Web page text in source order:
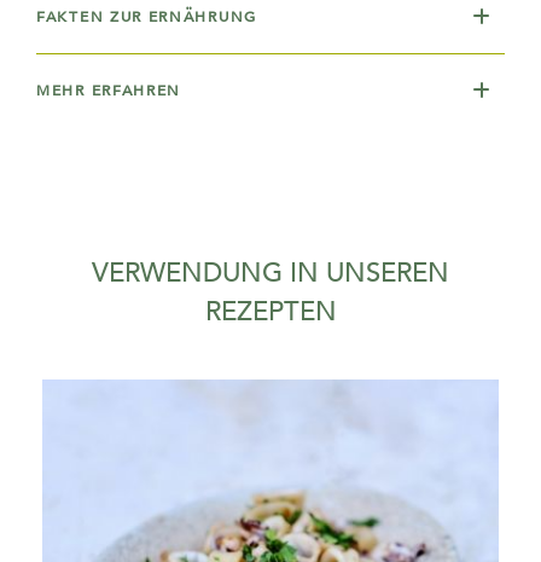
FAKTEN ZUR ERNÄHRUNG
MEHR ERFAHREN
VERWENDUNG IN UNSEREN
REZEPTEN